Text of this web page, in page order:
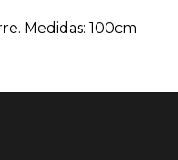
Medidas: 100cm